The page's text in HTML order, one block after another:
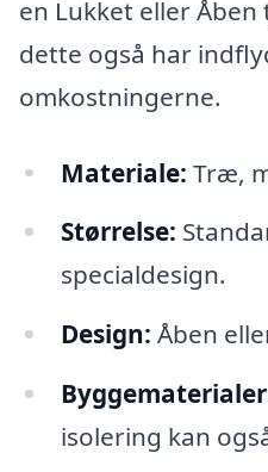
en Lukket eller
dette også har
omkostningerne.
Materiale: Træ,
Størrelse:
specialdesign.
Design: Åben
isolering kan